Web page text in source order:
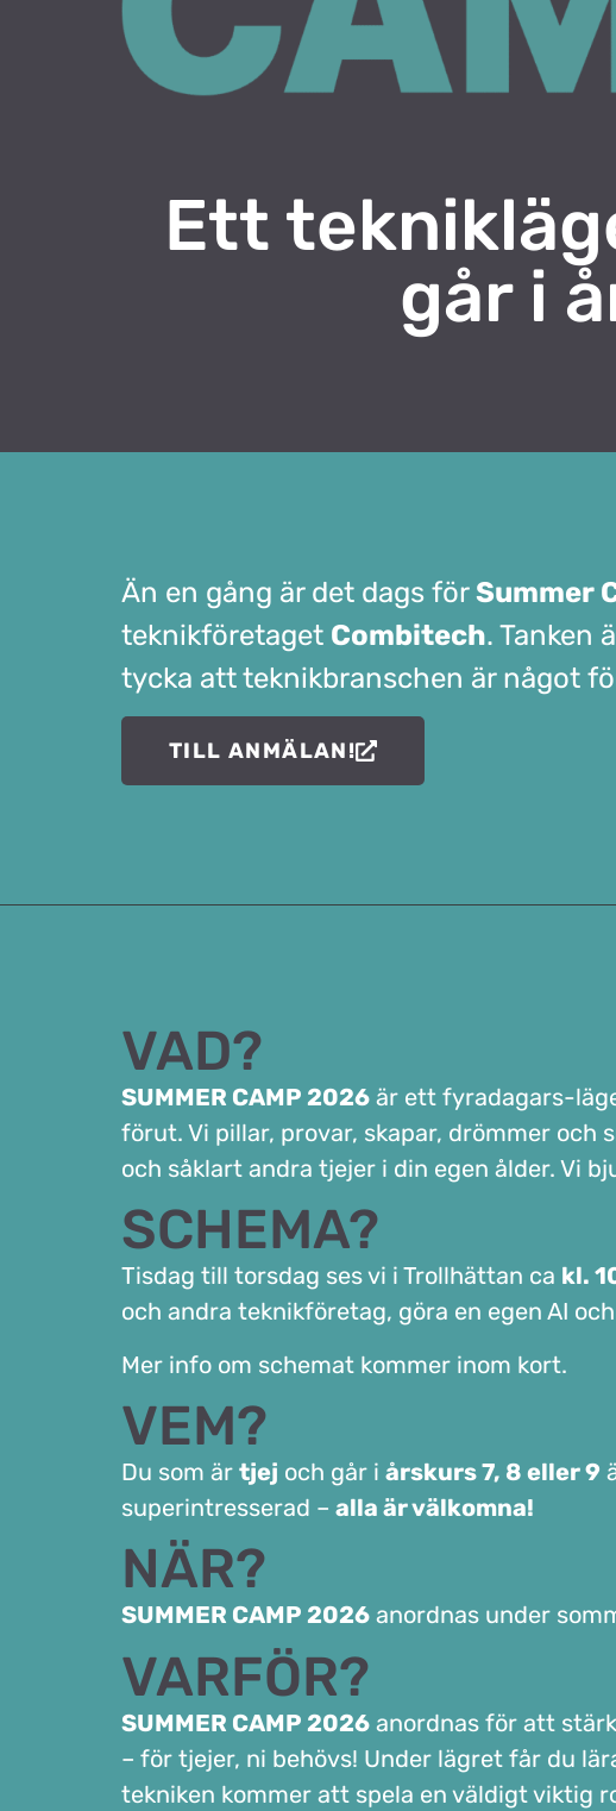
Ett
går i
Än en gång är det dags förSummer
teknikföretaget Combitech. Tanken
tycka att teknikbranschen är något
TILL ANMÄLAN!
VAD?
SUMMER CAMP 2026 är ett fyradagars-
förut. Vi pillar, provar, skapar, drömmer och
och såklart andra tjejer i din egen ålder. Vi
SCHEMA?
Tisdag till torsdag ses vi i Trollhättan ca kl.
och andra teknikföretag, göra en egen AI
Mer info om schemat kommer inom kort.
VEM?
Du som är tjej och går i årskurs 7, 8 eller 9
superintresserad – alla är välkomna!
NÄR?
SUMMER CAMP 2026 anordnas under
VARFÖR?
SUMMER CAMP 2026 anordnas för att
– för tjejer, ni behövs! Under lägret får du
tekniken kommer att spela en väldigt viktig